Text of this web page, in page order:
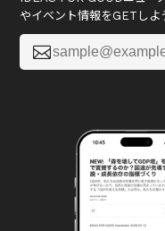
やイベント情報をGETしよ
